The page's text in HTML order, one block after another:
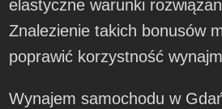
elastyczne warunki
Znalezienie takich bonusów
poprawić korzystność
Wynajem samochodu w